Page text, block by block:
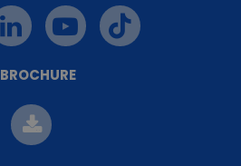
BROCHURE